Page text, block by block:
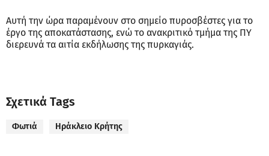
Αυτή την ώρα παραμένουν στο σημείο πυροσβέστες για το
έργο της αποκατάστασης, ενώ το ανακριτικό τμήμα της ΠΥ
διερευνά τα αιτία εκδήλωσης της πυρκαγιάς.
Σχετικά Tags
Φωτιά Ηράκλειο Κρήτης